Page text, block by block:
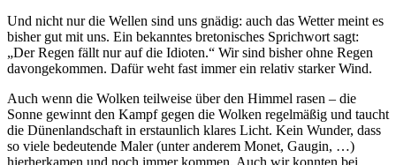
Und nicht nur die Wellen sind uns gnädig: auch das Wetter meint es
bisher gut mit uns. Ein bekanntes bretonisches Sprichwort sagt:
„Der Regen fällt nur auf die Idioten.“ Wir sind bisher ohne Regen
davongekommen. Dafür weht fast immer ein relativ starker Wind.
Auch wenn die Wolken teilweise über den Himmel rasen – die
Sonne gewinnt den Kampf gegen die Wolken regelmäßig und taucht
die Dünenlandschaft in erstaunlich klares Licht. Kein Wunder, dass
so viele bedeutende Maler (unter anderem Monet, Gaugin, …)